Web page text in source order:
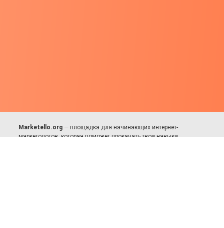
Marketello.org — площадка для начинающих интернет-
маркетологов, которая поможет прокачать твои навыки.